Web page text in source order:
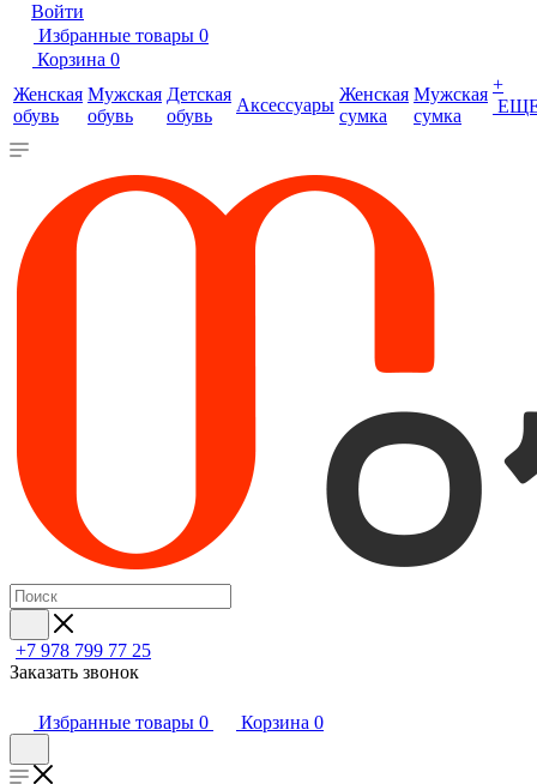
Войти
Избранные товары 0
Корзина 0
Женская
обувь
Мужская
обувь
Детская
обувь
Аксессуары
Женская
сумка
Мужская
сумка
+
+7 978 799 77 25
Заказать звонок
Избранные товары 0 Корзина 0